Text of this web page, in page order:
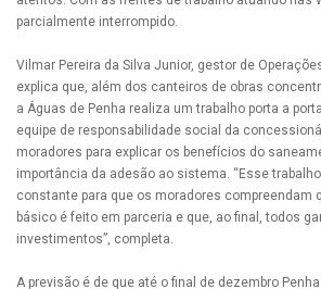
parcialmente interrompido.
Vilmar Pereira da Silva Junior, gestor de
explica que, além dos canteiros de obras
a Águas de Penha realiza um trabalho porta a
equipe de responsabilidade social da
moradores para explicar os benefícios do
importância da adesão ao sistema. “Esse
constante para que os moradores compreendam
básico é feito em parceria e que, ao final, todos
investimentos”, completa.
A previsão é de que até o final de dezembro